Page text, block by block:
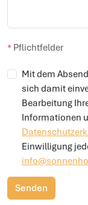
Nachricht*
Pflichtfelder
Mit dem
sich damit
Bearbeitung
Informationen